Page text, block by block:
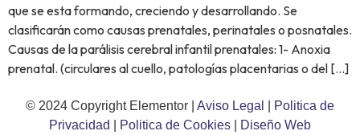
que se esta formando, creciendo y desarrollando. Se
clasificarán como causas prenatales, perinatales o posnatales.
Causas de la parálisis cerebral infantil prenatales: 1- Anoxia
prenatal. (circulares al cuello, patologías placentarias o del […]
© 2024 Copyright Elementor | Aviso Legal
Politica de
Privacidad
Politica de Cookies Diseño Web